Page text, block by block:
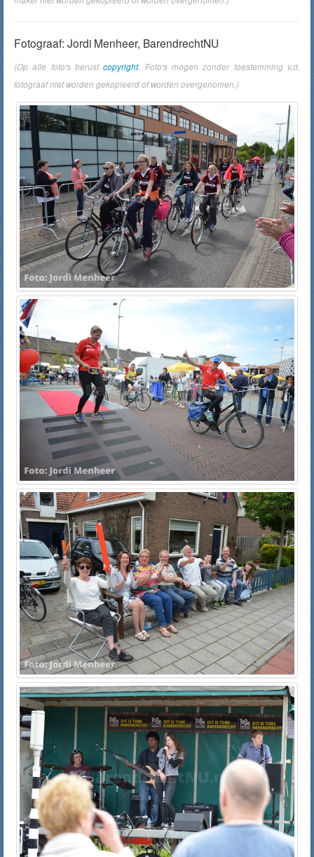
Fotograaf: Jordi Menheer, BarendrechtNU
(Op alle foto's berustcopyright. Foto's mogen zonder toestemming v.d.
fotograaf niet worden gekopieerd of worden overgenomen.)